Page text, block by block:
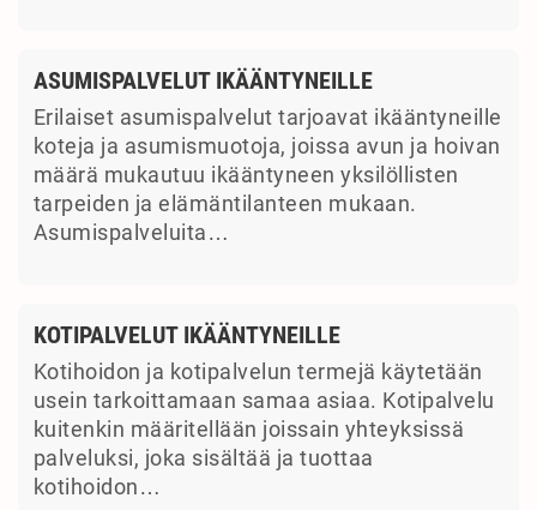
ASUMISPALVELUT IKÄÄNTYNEILLE
Erilaiset asumispalvelut tarjoavat ikääntyneille
koteja ja asumismuotoja, joissa avun ja hoivan
määrä mukautuu ikääntyneen yksilöllisten
tarpeiden ja elämäntilanteen mukaan.
Asumispalveluita…
KOTIPALVELUT IKÄÄNTYNEILLE
Kotihoidon ja kotipalvelun termejä käytetään
usein tarkoittamaan samaa asiaa. Kotipalvelu
kuitenkin määritellään joissain yhteyksissä
palveluksi, joka sisältää ja tuottaa
kotihoidon…